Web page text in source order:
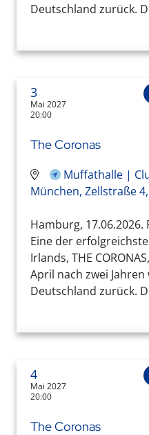
Deutschland zurück.
3
Mai 2027
20:00
The Coronas
Muffathalle |
München, Zellstraße
Hamburg,
Eine der
Irlands, THE
April nach zwei
Deutschland zurück.
4
Mai 2027
20:00
The Coronas